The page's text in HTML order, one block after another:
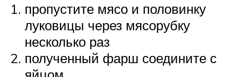
пропустите мясо и половинку
луковицы через мясорубку
несколько раз
полученный фарш соедините с